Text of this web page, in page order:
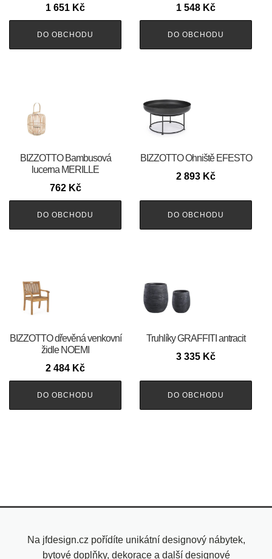
1 651 Kč
DO OBCHODU
1 548 Kč
DO OBCHODU
BIZZOTTO Bambusová
lucerna MERILLE
762 Kč
DO OBCHODU
BIZZOTTO Ohniště EFESTO
2 893 Kč
DO OBCHODU
BIZZOTTO dřevěná venkovní
židle NOEMI
2 484 Kč
DO OBCHODU
Truhlíky GRAFFITI antracit
3 335 Kč
DO OBCHODU
Na jfdesign.cz pořídíte unikátní designový nábytek,
bytové doplňky, dekorace a další designové